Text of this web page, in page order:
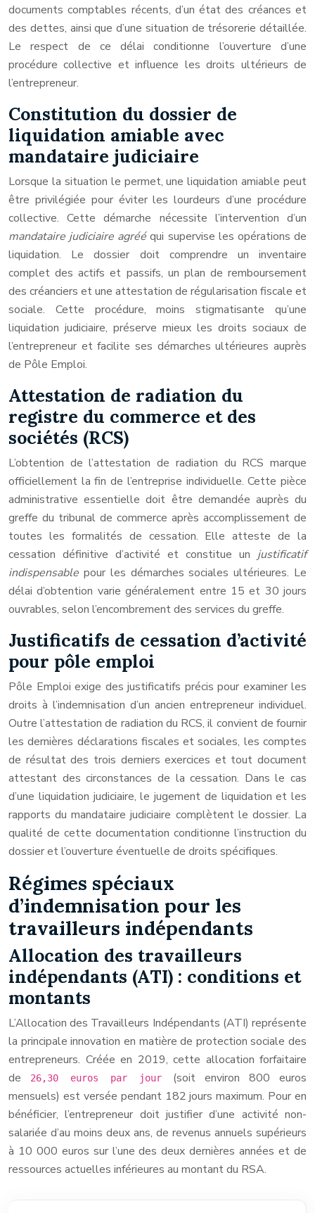
documents comptables récents, d’un état des créances et
des dettes, ainsi que d’une situation de trésorerie détaillée.
Le respect de ce délai conditionne l’ouverture d’une
procédure collective et influence les droits ultérieurs de
l’entrepreneur.
Constitution du dossier de
liquidation amiable avec
mandataire judiciaire
Lorsque la situation le permet, une liquidation amiable peut
être privilégiée pour éviter les lourdeurs d’une procédure
collective. Cette démarche nécessite l’intervention d’un
mandataire judiciaire agrééqui supervise les opérations de
liquidation. Le dossier doit comprendre un inventaire
complet des actifs et passifs, un plan de remboursement
des créanciers et une attestation de régularisation fiscale et
sociale. Cette procédure, moins stigmatisante qu’une
liquidation judiciaire, préserve mieux les droits sociaux de
l’entrepreneur et facilite ses démarches ultérieures auprès
de Pôle Emploi.
Attestation de radiation du
registre du commerce et des
sociétés (RCS)
L’obtention de l’attestation de radiation du RCS marque
officiellement la fin de l’entreprise individuelle. Cette pièce
administrative essentielle doit être demandée auprès du
greffe du tribunal de commerce après accomplissement de
toutes les formalités de cessation. Elle atteste de la
cessation définitive d’activité et constitue un justificatif
indispensable pour les démarches sociales ultérieures. Le
délai d’obtention varie généralement entre 15 et 30 jours
ouvrables, selon l’encombrement des services du greffe.
Justificatifs de cessation d’activité
pour pôle emploi
Pôle Emploi exige des justificatifs précis pour examiner les
droits à l’indemnisation d’un ancien entrepreneur individuel.
Outre l’attestation de radiation du RCS, il convient de fournir
les dernières déclarations fiscales et sociales, les comptes
de résultat des trois derniers exercices et tout document
attestant des circonstances de la cessation. Dans le cas
d’une liquidation judiciaire, le jugement de liquidation et les
rapports du mandataire judiciaire complètent le dossier. La
qualité de cette documentation conditionne l’instruction du
dossier et l’ouverture éventuelle de droits spécifiques.
Régimes spéciaux
d’indemnisation pour les
travailleurs indépendants
Allocation des travailleurs
indépendants (ATI) : conditions et
montants
L’Allocation des Travailleurs Indépendants (ATI) représente
la principale innovation en matière de protection sociale des
entrepreneurs. Créée en 2019, cette allocation forfaitaire
de
26,30 euros par jour (soit environ 800 euros
mensuels) est versée pendant 182 jours maximum. Pour en
bénéficier, l’entrepreneur doit justifier d’une activité non-
salariée d’au moins deux ans, de revenus annuels supérieurs
à 10 000 euros sur l’une des deux dernières années et de
ressources actuelles inférieures au montant du RSA.